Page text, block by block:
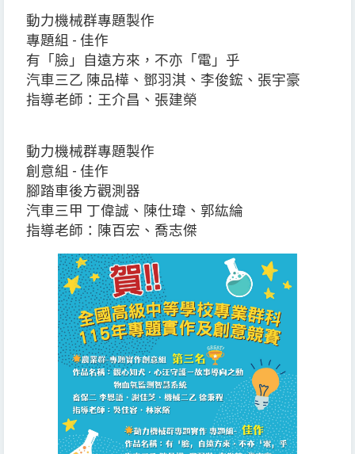
動力機械群專題製作
專題組 - 佳作
有「臉」自遠方來，不亦「電」乎
汽車三乙 陳品樺、鄧羽淇、李俊鋐、張宇豪
指導老師：王介昌、張建榮
動力機械群專題製作
創意組 - 佳作
腳踏車後方觀測器
汽車三甲 丁偉誠、陳仕瑋、郭紘綸
指導老師：陳百宏、喬志傑